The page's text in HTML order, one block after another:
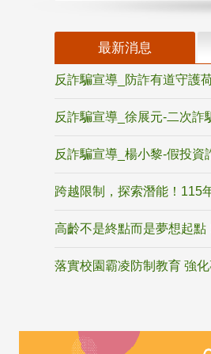
最新消息
反詐騙宣導_防詐有道守護
反詐騙宣導_徐展元-二次詐
反詐騙宣導_楊小黎-假投資
跨越限制，探索潛能！115
高齡不是終點而是夢想起
落實校園霸凌防制教育 強